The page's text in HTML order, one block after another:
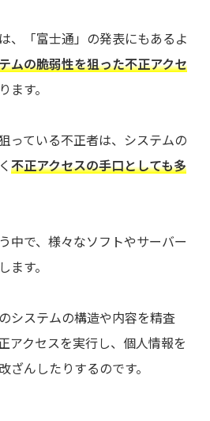
、「富士通」の発表にもあるよ
ムの脆弱性を狙った不正アクセ
ます。
っている不正者は、システムの
不正アクセスの手口としても多
中で、様々なソフトやサーバー
ます。
システムの構造や内容を精査
アクセスを実行し、個人情報を
ざんしたりするのです。